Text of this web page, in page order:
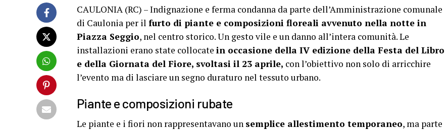
CAULONIA (RC) – Indignazione e ferma condanna da parte dell’Amministrazione comunale
di Caulonia per il furto di piante e composizioni floreali avvenuto nella notte in
Piazza Seggio, nel centro storico. Un gesto vile e un danno all’intera comunità. Le
installazioni erano state collocate in occasione della IV edizione della Festa del Libro
e della Giornata del Fiore, svoltasi il 23 aprile, con l’obiettivo non solo di arricchire
l’evento ma di lasciare un segno duraturo nel tessuto urbano.
Piante e composizioni rubate
Le piante e i fiori non rappresentavano un semplice allestimento temporaneo, ma parte